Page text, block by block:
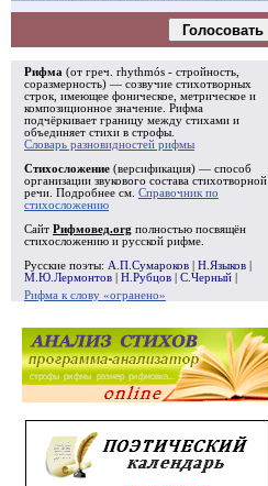
Голосовать
Рифма (от греч. rhythmós - стройность,
соразмерность) — созвучие стихотворных
строк, имеющее фоническое, метрическое и
композиционное значение. Рифма
подчёркивает границу между стихами и
объединяет стихи в строфы
Словарь разновидностей рифмы
Стихосложение (версификация) — способ
организации звукового состава стихотворной
речи. Подробнее см. Справочник по
стихосложению
Сайт Рифмовед.org полностью посвящён
стихосложению и русской рифме.
Русские поэты: А.П.Сумароков Н.Языков
М.Ю.Лермонтов
Н.Рубцов С.Черный
Рифма к слову «огранено»